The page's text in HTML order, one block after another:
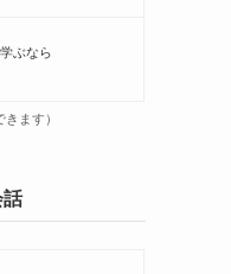
ぶなら
ます）